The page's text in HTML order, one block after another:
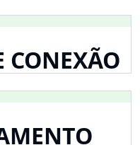
CONEXÃO